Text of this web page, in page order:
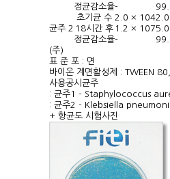
정균감소율-
균주 2
초기균 수 2.0 × 104
18시간 후 1.2 × 107
정균감소율-
(주)
표 준 포 : 면
바이온 계면활성제 : TWEEN
사용공시균주
: 균주1 - Staphylococcus
: 균주2 - Klebsiella
+ 항균도 시험사진